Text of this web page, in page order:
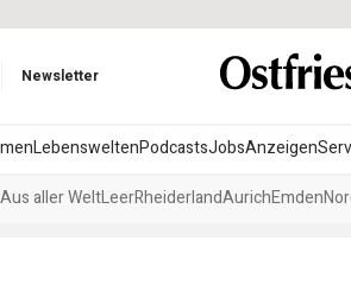
Newsletter
LebensweltenPodcastsJobsAnzeigen
Aus aller WeltLeerRheiderlandAurichEmden